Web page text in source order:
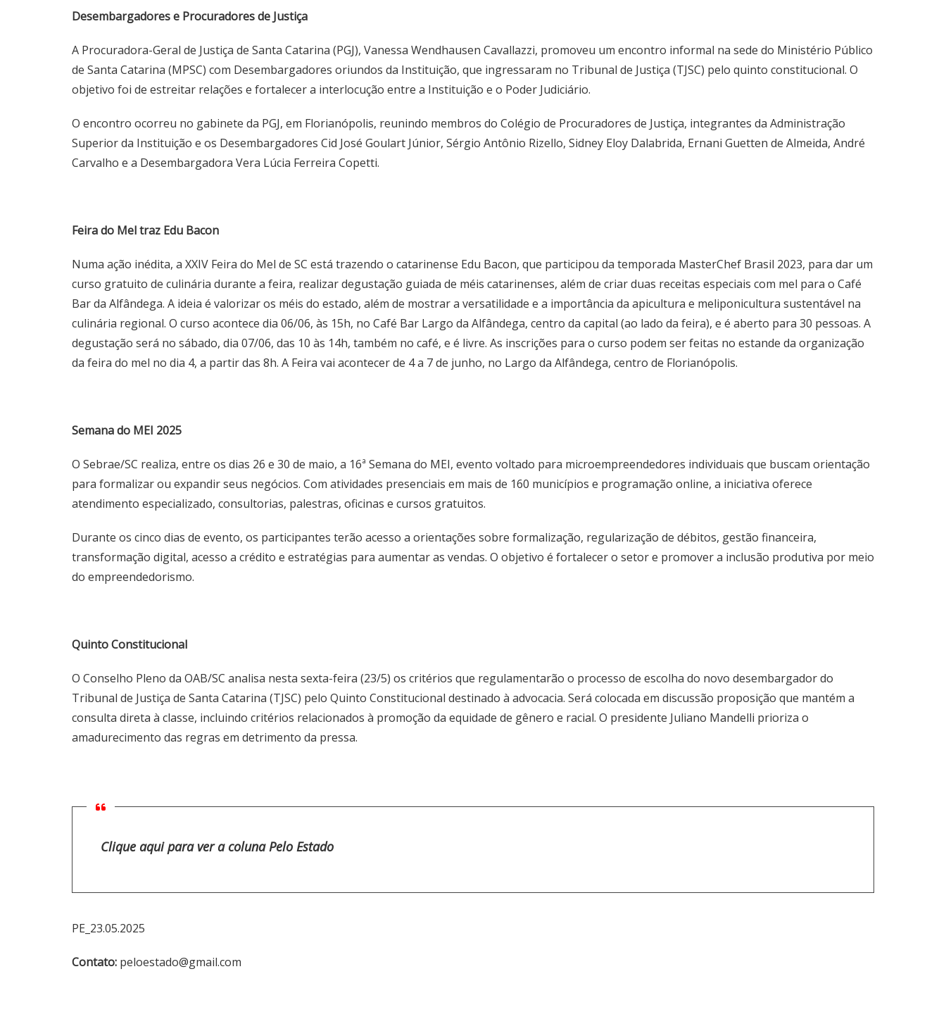
Desembargadores e Procuradores de Justiça
A Procuradora-Geral de Justiça de Santa Catarina (PGJ), Vanessa Wendhausen Cavallazzi, promoveu um encontro informal na sede do Ministério Público
de Santa Catarina (MPSC) com Desembargadores oriundos da Instituição, que ingressaram no Tribunal de Justiça (TJSC) pelo quinto constitucional. O
objetivo foi de estreitar relações e fortalecer a interlocução entre a Instituição e o Poder Judiciário.
O encontro ocorreu no gabinete da PGJ, em Florianópolis, reunindo membros do Colégio de Procuradores de Justiça, integrantes da Administração
Superior da Instituição e os Desembargadores Cid José Goulart Júnior, Sérgio Antônio Rizello, Sidney Eloy Dalabrida, Ernani Guetten de Almeida, André
Carvalho e a Desembargadora Vera Lúcia Ferreira Copetti.
Feira do Mel traz Edu Bacon
Numa ação inédita, a XXIV Feira do Mel de SC está trazendo o catarinense Edu Bacon, que participou da temporada MasterChef Brasil 2023, para dar um
curso gratuito de culinária durante a feira, realizar degustação guiada de méis catarinenses, além de criar duas receitas especiais com mel para o Café
Bar da Alfândega. A ideia é valorizar os méis do estado, além de mostrar a versatilidade e a importância da apicultura e meliponicultura sustentável na
culinária regional. O curso acontece dia 06/06, às 15h, no Café Bar Largo da Alfândega, centro da capital (ao lado da feira), e é aberto para 30 pessoas. A
degustação será no sábado, dia 07/06, das 10 às 14h, também no café, e é livre. As inscrições para o curso podem ser feitas no estande da organização
da feira do mel no dia 4, a partir das 8h. A Feira vai acontecer de 4 a 7 de junho, no Largo da Alfândega, centro de Florianópolis.
Semana do MEI 2025
O Sebrae/SC realiza, entre os dias 26 e 30 de maio, a 16ª Semana do MEI, evento voltado para microempreendedores individuais que buscam orientação
para formalizar ou expandir seus negócios. Com atividades presenciais em mais de 160 municípios e programação online, a iniciativa oferece
atendimento especializado, consultorias, palestras, oficinas e cursos gratuitos.
Durante os cinco dias de evento, os participantes terão acesso a orientações sobre formalização, regularização de débitos, gestão financeira,
transformação digital, acesso a crédito e estratégias para aumentar as vendas. O objetivo é fortalecer o setor e promover a inclusão produtiva por meio
do empreendedorismo.
Quinto Constitucional
O Conselho Pleno da OAB/SC analisa nesta sexta-feira (23/5) os critérios que regulamentarão o processo de escolha do novo desembargador do
Tribunal de Justiça de Santa Catarina (TJSC) pelo Quinto Constitucional destinado à advocacia. Será colocada em discussão proposição que mantém a
consulta direta à classe, incluindo critérios relacionados à promoção da equidade de gênero e racial. O presidente Juliano Mandelli prioriza o
amadurecimento das regras em detrimento da pressa.
Clique aqui para ver a coluna Pelo Estado
PE_23.05.2025
Contato: peloestado@gmail.com